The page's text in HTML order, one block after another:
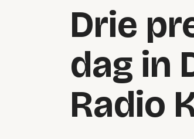
Drie
dag in
Radio